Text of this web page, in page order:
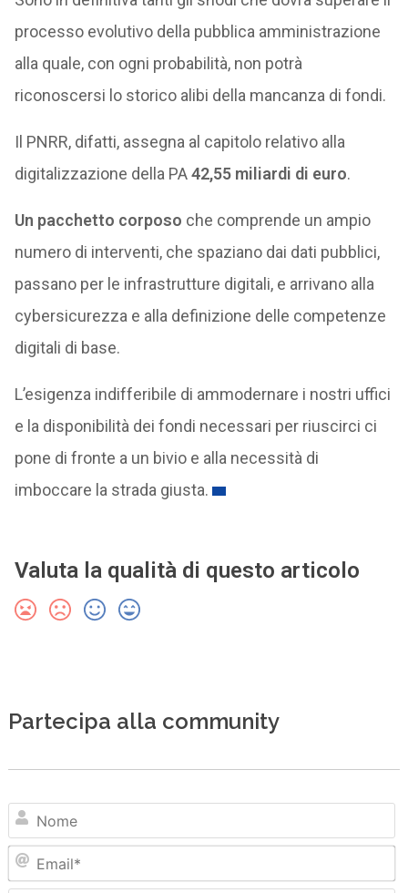
processo evolutivo della pubblica amministrazione
alla quale, con ogni probabilità, non potrà
riconoscersi lo storico alibi della mancanza di fondi.
Il PNRR, difatti, assegna al capitolo relativo alla
digitalizzazione della PA42,55 miliardi di euro.
Un pacchetto corposo che comprende un ampio
numero di interventi, che spaziano dai dati pubblici,
passano per le infrastrutture digitali, e arrivano alla
cybersicurezza e alla definizione delle competenze
digitali di base.
L’esigenza indifferibile di ammodernare i nostri uffici
e la disponibilità dei fondi necessari per riuscirci ci
pone di fronte a un bivio e alla necessità di
imboccare la strada giusta.
Valuta la qualità di questo articolo
Partecipa alla community